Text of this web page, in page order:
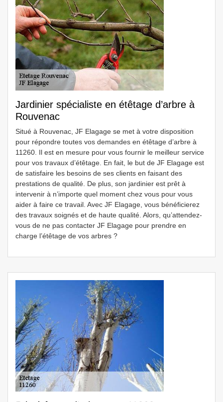
Jardinier spécialiste en étêtage d’arbre à
Rouvenac
Situé à Rouvenac, JF Elagage se met à votre disposition
pour répondre toutes vos demandes en étêtage d’arbre à
11260. Il est en mesure pour vous fournir le meilleur service
pour vos travaux d’étêtage. En fait, le but de JF Elagage est
de satisfaire les besoins de ses clients en faisant des
prestations de qualité. De plus, son jardinier est prêt à
intervenir à n’importe quel moment chez vous pour vous
aider à faire ce travail. Avec JF Elagage, vous bénéficierez
des travaux soignés et de haute qualité. Alors, qu’attendez-
vous de ne pas contacter JF Elagage pour prendre en
charge l’étêtage de vos arbres ?